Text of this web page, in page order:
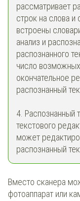
рассматривает
строк на слова
встроены
анализ и
распознанного
число
окончательное
распознанный
4. Распознанный
текстового
может
распознанный
Вместо сканера
фотоаппарат или